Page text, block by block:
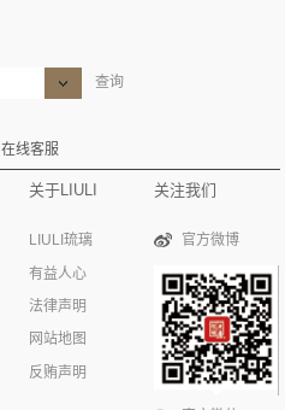
关于LIULI
LIULI琉璃
有益人心
法律声明
网站地图
反贿声明
关注我们
官方微博
查询
在线客服